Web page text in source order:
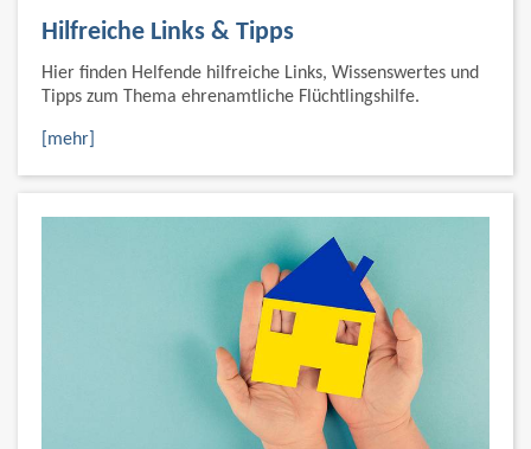
Hilfreiche Links & Tipps
Hier finden Helfende hilfreiche Links, Wissenswertes und
Tipps zum Thema ehrenamtliche Flüchtlingshilfe.
[mehr]